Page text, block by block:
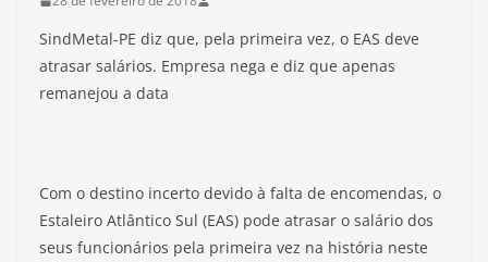
SindMetal-PE diz que, pela primeira vez, o EAS deve
atrasar salários. Empresa nega e diz que apenas
remanejou a data
Com o destino incerto devido à falta de encomendas, o
Estaleiro Atlântico Sul (EAS) pode atrasar o salário dos
seus funcionários pela primeira vez na história neste